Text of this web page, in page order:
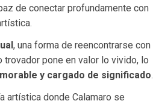
de conectar profundamente con
, una forma de reencontrarse con
pone en valor lo vivido, lo
y cargado de significado.
artística donde Calamaro se